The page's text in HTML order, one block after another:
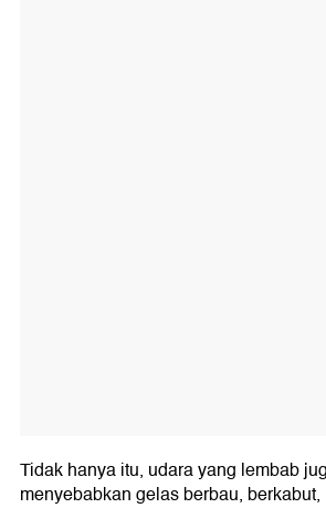
Tidak hanya itu, udara yang lembab
menyebabkan gelas berbau,